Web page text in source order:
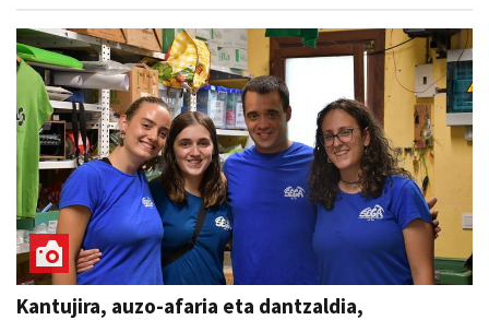
Kantujira, auzo-afaria eta dantzaldia,